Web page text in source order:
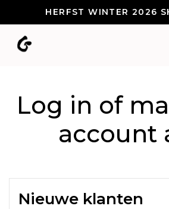
HERFST WINTER 2026
Log in of
account
Nieuwe klanten